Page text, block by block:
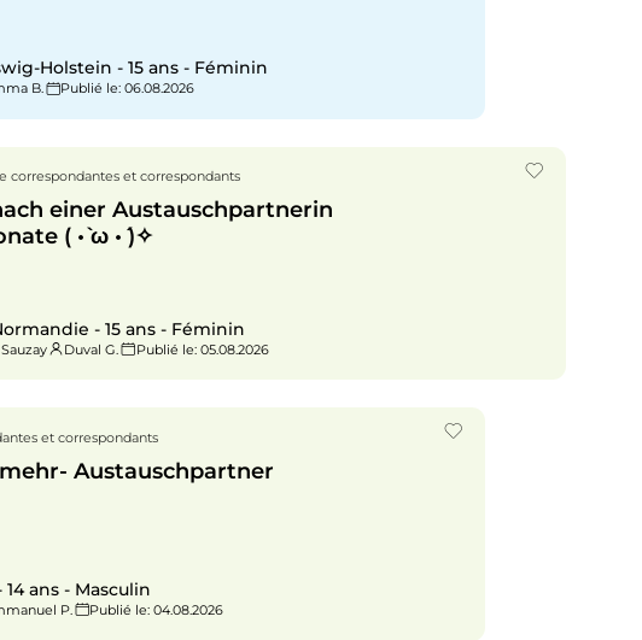
Holstein - 15 ans - Féminin
B. Publié le: 06.08.2026
correspondantes et correspondants
einer Austauschpartnerin
( •̀ ω •́ )✧
- 15 ans - Féminin
Duval G. Publié le: 05.08.2026
et correspondants
Austauschpartner
ans - Masculin
P. Publié le: 04.08.2026